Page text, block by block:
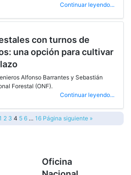
Continuar leyendo...
con turnos de
una opción para cultivar
Alfonso Barrantes y Sebastián
Forestal (ONF).
Continuar leyendo...
2 3 4 5 6 … 16 Página siguiente »
Oficina